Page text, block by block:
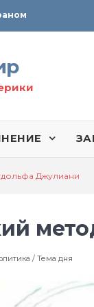
в Иране
Джулиани
/ Тема дня